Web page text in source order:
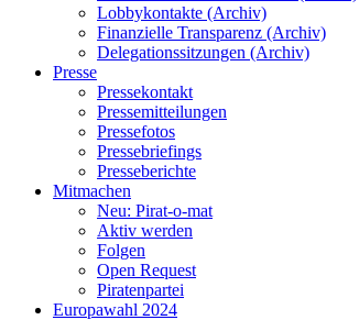
Lobbykontakte (Archiv)
Finanzielle Transparenz (Archiv)
Delegationssitzungen (Archiv)
Presse
Pressekontakt
Pressemitteilungen
Pressefotos
Pressebriefings
Presseberichte
Mitmachen
Neu: Pirat-o-mat
Aktiv werden
Folgen
Open Request
Piratenpartei
Europawahl 2024